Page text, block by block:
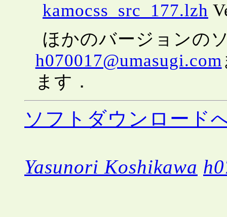
kamocss_src_177.lzh
ほかのバージョンの
h070017@umasugi.com
ます．
ソフトダウンロード
Yasunori Koshikawa